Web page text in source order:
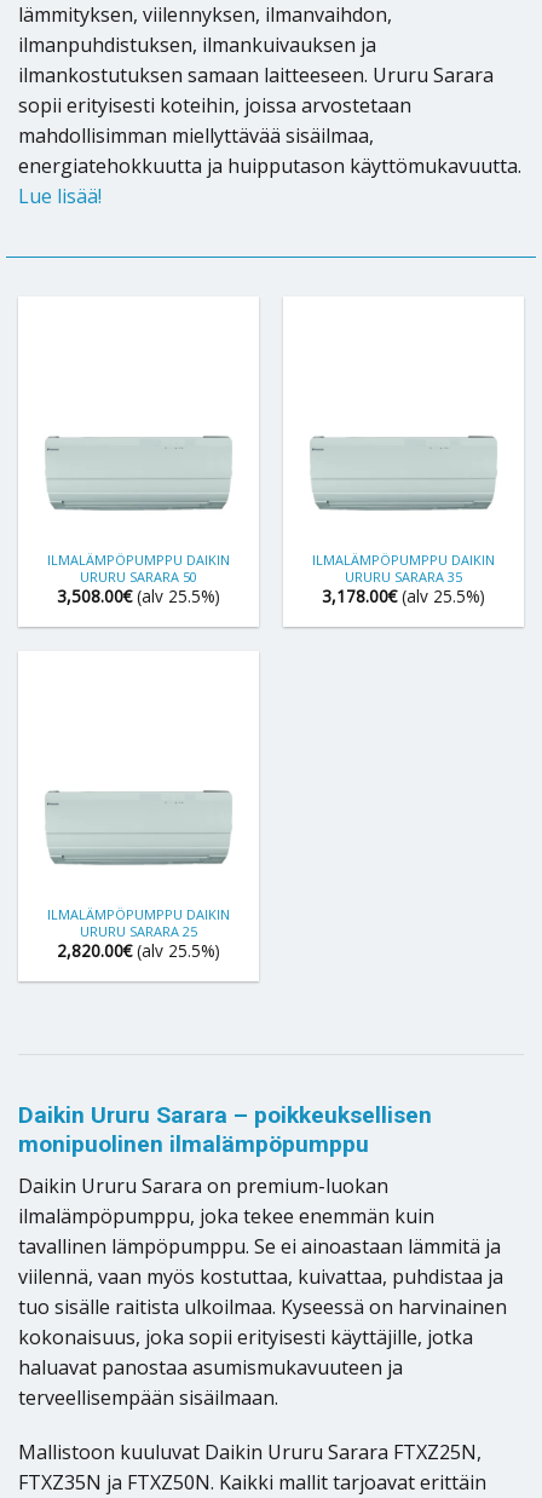
lämmityksen, viilennyksen, ilmanvaihdon,
ilmanpuhdistuksen, ilmankuivauksen ja
ilmankostutuksen samaan laitteeseen. Ururu Sarara
sopii erityisesti koteihin, joissa arvostetaan
mahdollisimman miellyttävää sisäilmaa,
energiatehokkuutta ja huipputason käyttömukavuutta.
Lue lisää!
ILMALÄMPÖPUMPPU DAIKIN
URURU SARARA 50
3,508.00€ (alv 25.5%)
ILMALÄMPÖPUMPPU DAIKIN
URURU SARARA 35
3,178.00€ (alv 25.5%)
ILMALÄMPÖPUMPPU DAIKIN
URURU SARARA 25
2,820.00€ (alv 25.5%)
Daikin Ururu Sarara – poikkeuksellisen
monipuolinen ilmalämpöpumppu
Daikin Ururu Sarara on premium-luokan
ilmalämpöpumppu, joka tekee enemmän kuin
tavallinen lämpöpumppu. Se ei ainoastaan lämmitä ja
viilennä, vaan myös kostuttaa, kuivattaa, puhdistaa ja
tuo sisälle raitista ulkoilmaa. Kyseessä on harvinainen
kokonaisuus, joka sopii erityisesti käyttäjille, jotka
haluavat panostaa asumismukavuuteen ja
terveellisempään sisäilmaan.
Mallistoon kuuluvat Daikin Ururu Sarara FTXZ25N,
FTXZ35N ja FTXZ50N. Kaikki mallit tarjoavat erittäin